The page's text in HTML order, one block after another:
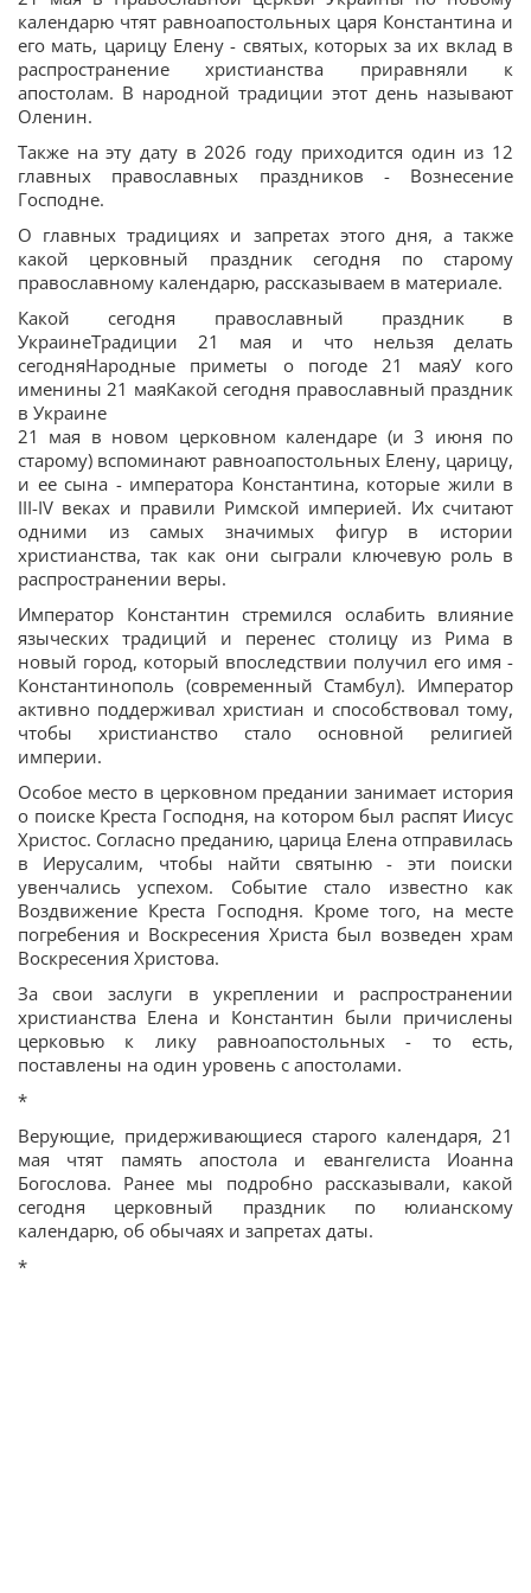
календарю чтят равноапостольных царя Константина и
его мать, царицу Елену - святых, которых за их вклад в
распространение христианства приравняли к
апостолам. В народной традиции этот день называют
Оленин.
Также на эту дату в 2026 году приходится один из 12
главных православных праздников - Вознесение
Господне.
О главных традициях и запретах этого дня, а также
какой церковный праздник сегодня по старому
православному календарю, рассказываем в материале.
Какой сегодня православный праздник в
УкраинеТрадиции 21 мая и что нельзя делать
сегодняНародные приметы о погоде 21 маяУ кого
именины 21 маяКакой сегодня православный праздник
в Украине
21 мая в новом церковном календаре (и 3 июня по
старому) вспоминают равноапостольных Елену, царицу,
и ее сына - императора Константина, которые жили в
III-IV веках и правили Римской империей. Их считают
одними из самых значимых фигур в истории
христианства, так как они сыграли ключевую роль в
распространении веры.
Император Константин стремился ослабить влияние
языческих традиций и перенес столицу из Рима в
новый город, который впоследствии получил его имя -
Константинополь (современный Стамбул). Император
активно поддерживал христиан и способствовал тому,
чтобы христианство стало основной религией
империи.
Особое место в церковном предании занимает история
о поиске Креста Господня, на котором был распят Иисус
Христос. Согласно преданию, царица Елена отправилась
в Иерусалим, чтобы найти святыню - эти поиски
увенчались успехом. Событие стало известно как
Воздвижение Креста Господня. Кроме того, на месте
погребения и Воскресения Христа был возведен храм
Воскресения Христова.
За свои заслуги в укреплении и распространении
христианства Елена и Константин были причислены
церковью к лику равноапостольных - то есть,
поставлены на один уровень с апостолами.
*
Верующие, придерживающиеся старого календаря, 21
мая чтят память апостола и евангелиста Иоанна
Богослова. Ранее мы подробно рассказывали, какой
сегодня церковный праздник по юлианскому
календарю, об обычаях и запретах даты.
*